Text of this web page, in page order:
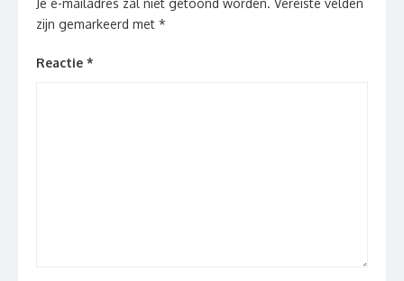
Je e-mailadres zal niet getoond worden. Vereiste velden
zijn gemarkeerd met *
Reactie *